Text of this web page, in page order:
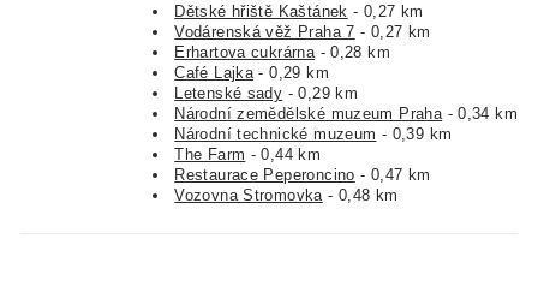
Dětské hřiště Kaštánek - 0,27 km
Vodárenská věž Praha 7 - 0,27 km
Erhartova cukrárna - 0,28 km
Café Lajka - 0,29 km
Letenské sady - 0,29 km
Národní zemědělské muzeum Praha - 0,34 km
Národní technické muzeum - 0,39 km
The Farm - 0,44 km
Restaurace Peperoncino - 0,47 km
Vozovna Stromovka - 0,48 km